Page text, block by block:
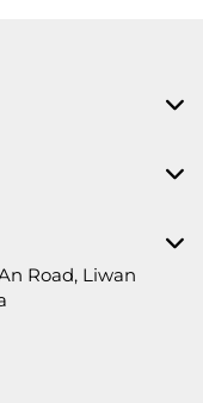
Road, Liwan